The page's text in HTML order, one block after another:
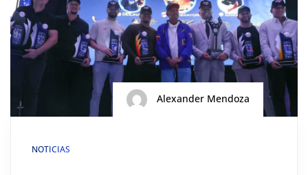
Alexander Mendoza
NOTICIAS